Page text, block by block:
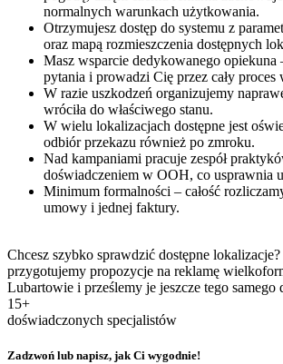
normalnych warunkach użytkowania.
Otrzymujesz dostęp do systemu z
oraz mapą rozmieszczenia dostępnych
Masz wsparcie dedykowanego opiekuna
pytania i prowadzi Cię przez cały
W razie uszkodzeń organizujemy
wróciła do właściwego stanu.
W wielu lokalizacjach dostępne jest
odbiór przekazu również po zmroku.
Nad kampaniami pracuje zespół
doświadczeniem w OOH, co usprawnia
Minimum formalności – całość
umowy i jednej faktury.
Chcesz szybko sprawdzić dostępne
przygotujemy propozycje na reklamę
Lubartowie i prześlemy je jeszcze tego samego
15+
doświadczonych specjalistów
Zadzwoń lub napisz, jak Ci wygodnie!